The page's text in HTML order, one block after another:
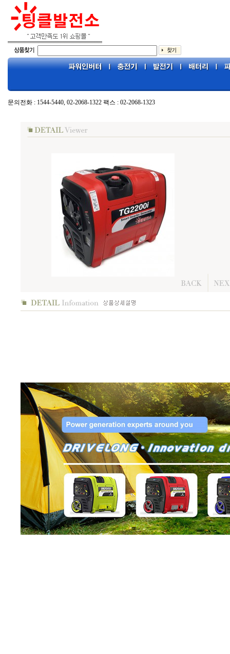
문의전화 : 1544-5440, 02-2068-1322 팩스 : 02-2068-1323